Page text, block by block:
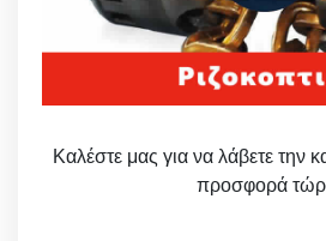
Καλέστε μας για να λάβετε την
προσφορά